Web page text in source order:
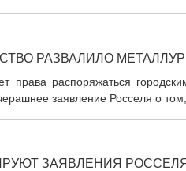
РАЗВАЛИЛО
права распоряжаться
заявление Росселя о том,
ЗАЯВЛЕНИЯ РОССЕЛЯ